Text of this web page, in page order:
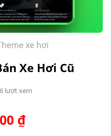
xe hơi
Xe Hơi Cũ
lượt xem
₫Giá